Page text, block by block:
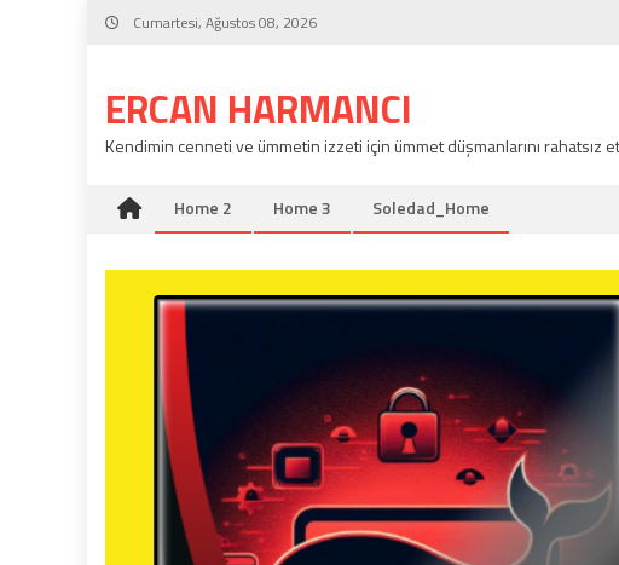
Skip
Cumartesi, Ağustos 08, 2026
ERCAN HARMANCI
Kendimin cenneti ve ümmetin izzeti için ümmet düşmanlarını rahatsız
Home 2 Home 3 Soledad_Home